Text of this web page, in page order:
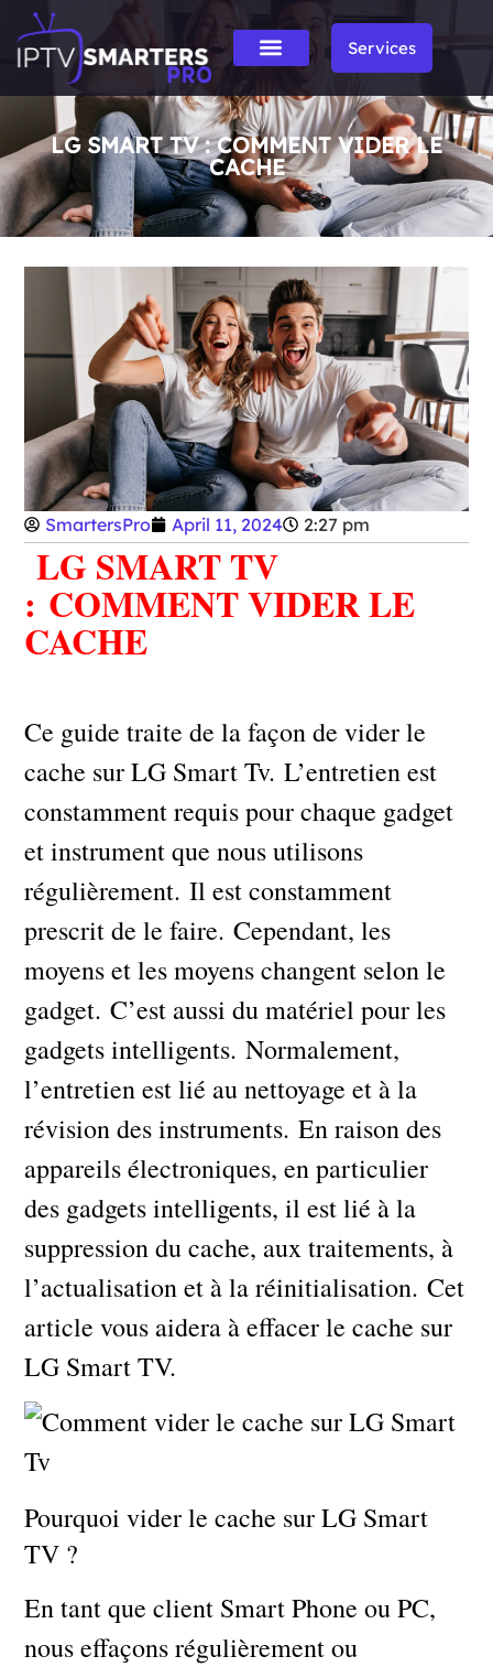
Services
LG SMART TV : COMMENT VIDER LE
CACHE
SmartersPro April 11, 2024 2:27 pm
LG SMART TV
: COMMENT VIDER LE
CACHE
Ce guide traite de la façon de vider le
cache sur LG Smart Tv. L’entretien est
constamment requis pour chaque gadget
et instrument que nous utilisons
régulièrement. Il est constamment
prescrit de le faire. Cependant, les
moyens et les moyens changent selon le
gadget. C’est aussi du matériel pour les
gadgets intelligents. Normalement,
l’entretien est lié au nettoyage et à la
révision des instruments. En raison des
appareils électroniques, en particulier
des gadgets intelligents, il est lié à la
suppression du cache, aux traitements, à
l’actualisation et à la réinitialisation. Cet
article vous aidera à effacer le cache sur
LG Smart TV.
Pourquoi vider le cache sur LG Smart
TV ?
En tant que client Smart Phone ou PC,
nous effaçons régulièrement ou